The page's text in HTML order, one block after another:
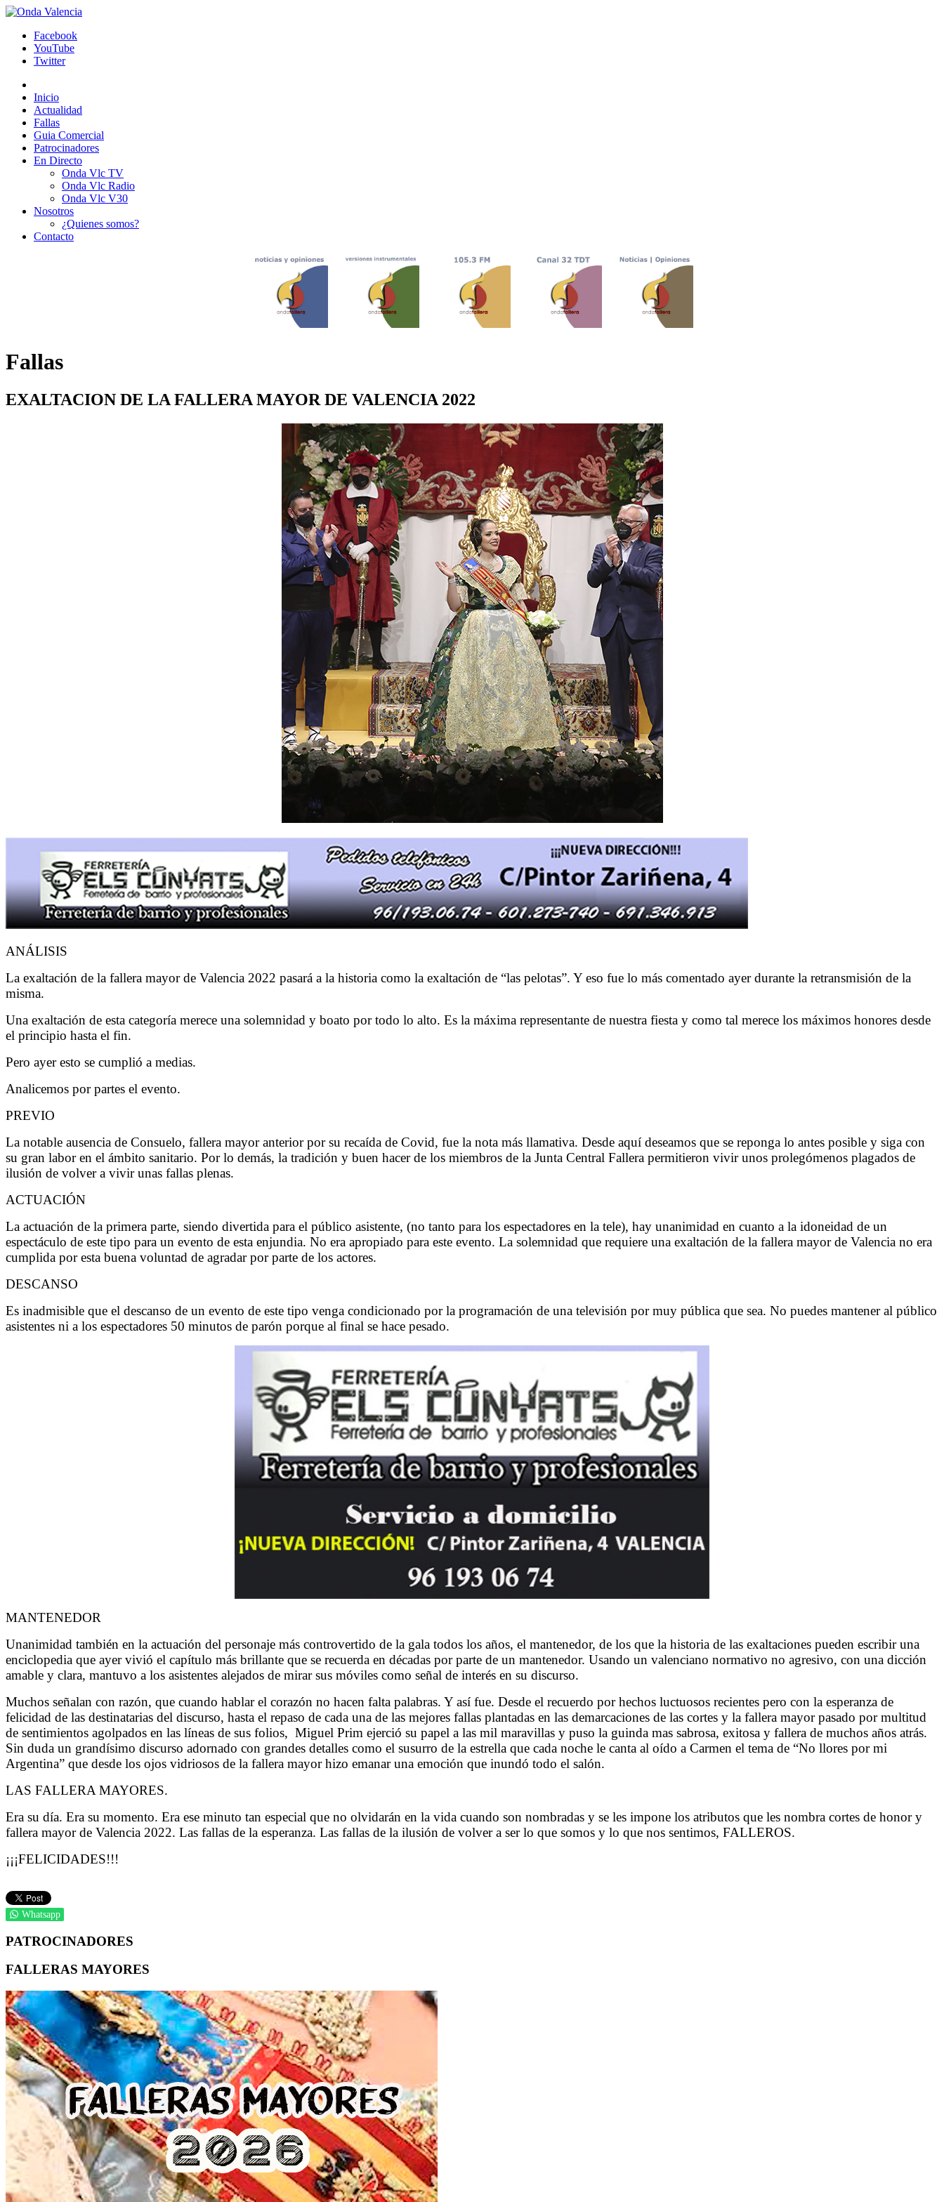
Facebook
YouTube
Twitter
Inicio
Actualidad
Fallas
Guia Comercial
Patrocinadores
En Directo
Onda Vlc TV
Onda Vlc Radio
Onda Vlc V30
Nosotros
¿Quienes somos?
Contacto
Fallas
EXALTACION DE LA FALLERA MAYOR DE VALENCIA 2022
ANÁLISIS
La exaltación de la fallera mayor de Valencia 2022 pasará a la historia como la exaltación de “las pelotas”. Y eso fue lo más comentado ayer durante la retransmisión de la
misma.
Una exaltación de esta categoría merece una solemnidad y boato por todo lo alto. Es la máxima representante de nuestra fiesta y como tal merece los máximos honores desde
el principio hasta el fin.
Pero ayer esto se cumplió a medias.
Analicemos por partes el evento.
PREVIO
La notable ausencia de Consuelo, fallera mayor anterior por su recaída de Covid, fue la nota más llamativa. Desde aquí deseamos que se reponga lo antes posible y siga con
su gran labor en el ámbito sanitario. Por lo demás, la tradición y buen hacer de los miembros de la Junta Central Fallera permitieron vivir unos prolegómenos plagados de
ilusión de volver a vivir unas fallas plenas.
ACTUACIÓN
La actuación de la primera parte, siendo divertida para el público asistente, (no tanto para los espectadores en la tele), hay unanimidad en cuanto a la idoneidad de un
espectáculo de este tipo para un evento de esta enjundia. No era apropiado para este evento. La solemnidad que requiere una exaltación de la fallera mayor de Valencia no era
cumplida por esta buena voluntad de agradar por parte de los actores.
DESCANSO
Es inadmisible que el descanso de un evento de este tipo venga condicionado por la programación de una televisión por muy pública que sea. No puedes mantener al público
asistentes ni a los espectadores 50 minutos de parón porque al final se hace pesado.
MANTENEDOR
Unanimidad también en la actuación del personaje más controvertido de la gala todos los años, el mantenedor, de los que la historia de las exaltaciones pueden escribir una
enciclopedia que ayer vivió el capítulo más brillante que se recuerda en décadas por parte de un mantenedor. Usando un valenciano normativo no agresivo, con una dicción
amable y clara, mantuvo a los asistentes alejados de mirar sus móviles como señal de interés en su discurso.
Muchos señalan con razón, que cuando hablar el corazón no hacen falta palabras. Y así fue. Desde el recuerdo por hechos luctuosos recientes pero con la esperanza de
felicidad de las destinatarias del discurso, hasta el repaso de cada una de las mejores fallas plantadas en las demarcaciones de las cortes y la fallera mayor pasado por multitud
de sentimientos agolpados en las líneas de sus folios, Miguel Prim ejerció su papel a las mil maravillas y puso la guinda mas sabrosa, exitosa y fallera de muchos años atrás.
Sin duda un grandísimo discurso adornado con grandes detalles como el susurro de la estrella que cada noche le canta al oído a Carmen el tema de “No llores por mi
Argentina” que desde los ojos vidriosos de la fallera mayor hizo emanar una emoción que inundó todo el salón.
LAS FALLERA MAYORES.
Era su día. Era su momento. Era ese minuto tan especial que no olvidarán en la vida cuando son nombradas y se les impone los atributos que les nombra cortes de honor y
fallera mayor de Valencia 2022. Las fallas de la esperanza. Las fallas de la ilusión de volver a ser lo que somos y lo que nos sentimos, FALLEROS.
¡¡¡FELICIDADES!!!
Whatsapp
PATROCINADORES
FALLERAS MAYORES